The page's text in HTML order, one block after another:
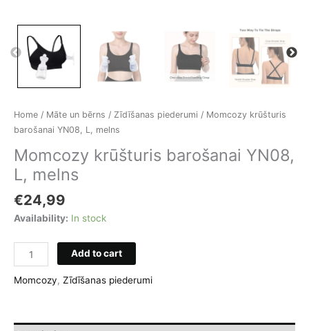
Home / Māte un bērns / Zīdīšanas piederumi / Momcozy krūšturis
barošanai YN08, L, melns
Momcozy krūšturis barošanai YN08,
L, melns
€24,99
Availability: In stock
Momcozy
krūšturis
barošanai
melns
Add to cart
Momcozy, Zīdīšanas piederumi